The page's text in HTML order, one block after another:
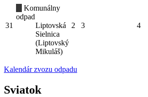
31
Komunálny
odpad
Liptovská
Sielnica
(Liptovský
Mikuláš)
2 3 4
Kalendár zvozu odpadu
Sviatok